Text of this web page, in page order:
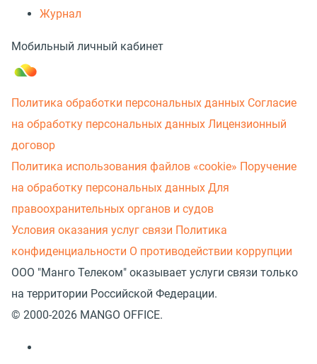
Журнал
Мобильный личный кабинет
Политика обработки персональных данных Согласие
на обработку персональных данных Лицензионный
договор
Политика использования файлов «cookie» Поручение
на обработку персональных данных Для
правоохранительных органов и судов
Условия оказания услуг связи Политика
конфиденциальности О противодействии коррупции
ООО "Манго Телеком" оказывает услуги связи только
на территории Российской Федерации.
© 2000-2026 MANGO OFFICE.